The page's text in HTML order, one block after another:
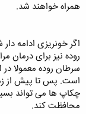
همراه خواهند شد.
اگر خونریزی ادامه
روده نیز برای درمان
سرطان روده معمولا
است. پس تا پیش از
چکاپ ها می تواند
محافظت کند.